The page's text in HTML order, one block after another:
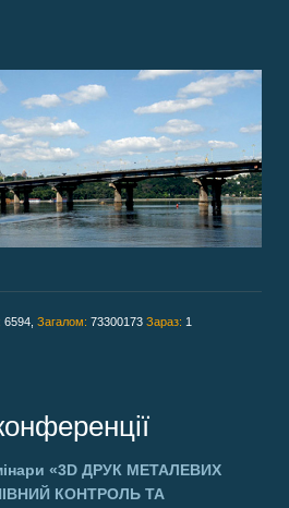
6594, Загалом: 73300173 Зараз: 1
«3D ДРУК МЕТАЛЕВИХ
КОНТРОЛЬ ТА